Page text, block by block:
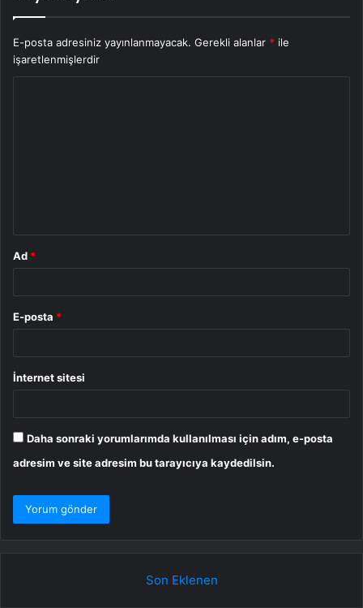
E-posta adresiniz yayınlanmayacak. Gerekli alanlar * ile
işaretlenmişlerdir
Ad *
E-posta *
İnternet sitesi
Daha sonraki yorumlarımda kullanılması için adım, e-posta
adresim ve site adresim bu tarayıcıya kaydedilsin.
Son Eklenen